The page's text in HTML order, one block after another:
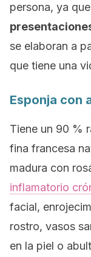
persona, ya que
se elaboran a
que tiene una
Esponja con
Tiene un 90 %
fina francesa
madura con
inflamatorio
facial,
rostro, vasos
en la piel o